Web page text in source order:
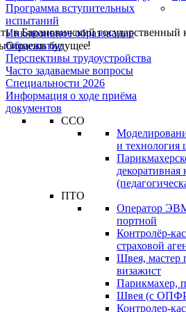
Программа вступительных
испытаний
Инклюзивное образование
Общежитие
Перспективы трудоустройства
Часто задаваемые вопросы
Специальности 2026
Информация о ходе приёма
документов
ССО
и технология
декоративная
ПТО
Оператор
портной
Контролёр-
страховой
Швея, мастер
визажист
Парикмахер,
Швея (с
Контролер-
в Барановичский государственный
будущее!